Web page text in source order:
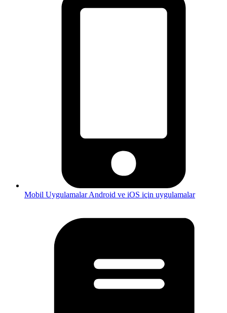
Mobil UygulamalarAndroid ve iOS için uygulamalar